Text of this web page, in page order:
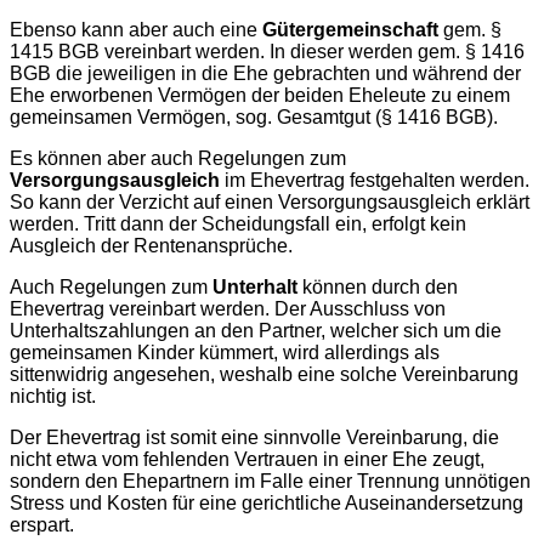
Ebenso kann aber auch eine Gütergemeinschaft gem. §
1415 BGB vereinbart werden. In dieser werden gem. § 1416
BGB die jeweiligen in die Ehe gebrachten und während der
Ehe erworbenen Vermögen der beiden Eheleute zu einem
gemeinsamen Vermögen, sog. Gesamtgut (§ 1416 BGB).
Es können aber auch Regelungen zum
Versorgungsausgleich im Ehevertrag festgehalten werden.
So kann der Verzicht auf einen Versorgungsausgleich erklärt
werden. Tritt dann der Scheidungsfall ein, erfolgt kein
Ausgleich der Rentenansprüche.
Auch Regelungen zum Unterhalt können durch den
Ehevertrag vereinbart werden. Der Ausschluss von
Unterhaltszahlungen an den Partner, welcher sich um die
gemeinsamen Kinder kümmert, wird allerdings als
sittenwidrig angesehen, weshalb eine solche Vereinbarung
nichtig ist.
Der Ehevertrag ist somit eine sinnvolle Vereinbarung, die
nicht etwa vom fehlenden Vertrauen in einer Ehe zeugt,
sondern den Ehepartnern im Falle einer Trennung unnötigen
Stress und Kosten für eine gerichtliche Auseinandersetzung
erspart.